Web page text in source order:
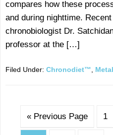
compares how these
and during nighttime.
chronobiologist Dr.
professor at the […]
Filed Under: Chronodiet™,
« Previous Page 1